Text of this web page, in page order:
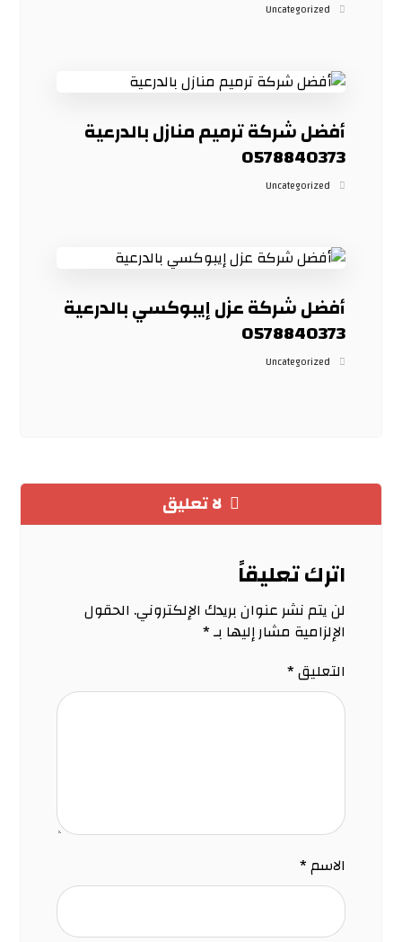
Uncategorized
أفضل شركة ترميم منازل بالدرعية
0578840373
Uncategorized
أفضل شركة عزل إيبوكسي بالدرعية
0578840373
Uncategorized
لا تعليق
اترك تعليقاً
لن يتم نشر عنوان بريدك الإلكتروني. الحقول
الإلزامية مشار إليها بـ*
التعليق*
الاسم*